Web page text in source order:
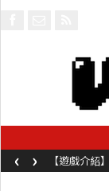
【遊戲介
槍械劍與魔
‹ ›